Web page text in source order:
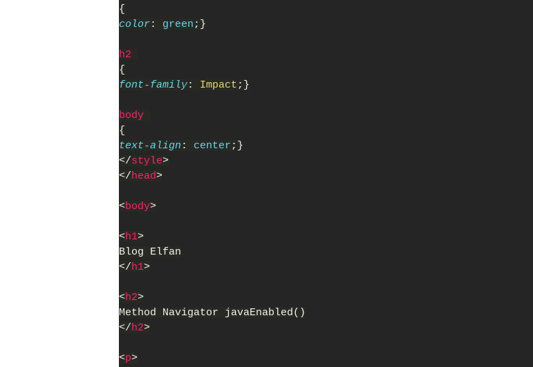
{
color: green ;}
h2
{
font-family: Impact ;}
body
{
text-align : center ;}
</style>
</head>
<body>
<h1>
Blog Elfan
</h1>
<h2>
Method Navigator javaEnabled()
</h2>
<p>